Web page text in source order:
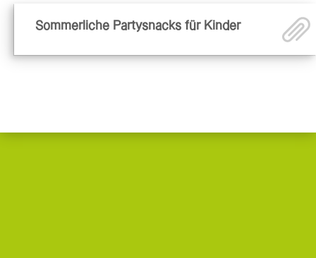
Sommerliche Partysnacks für Kinder